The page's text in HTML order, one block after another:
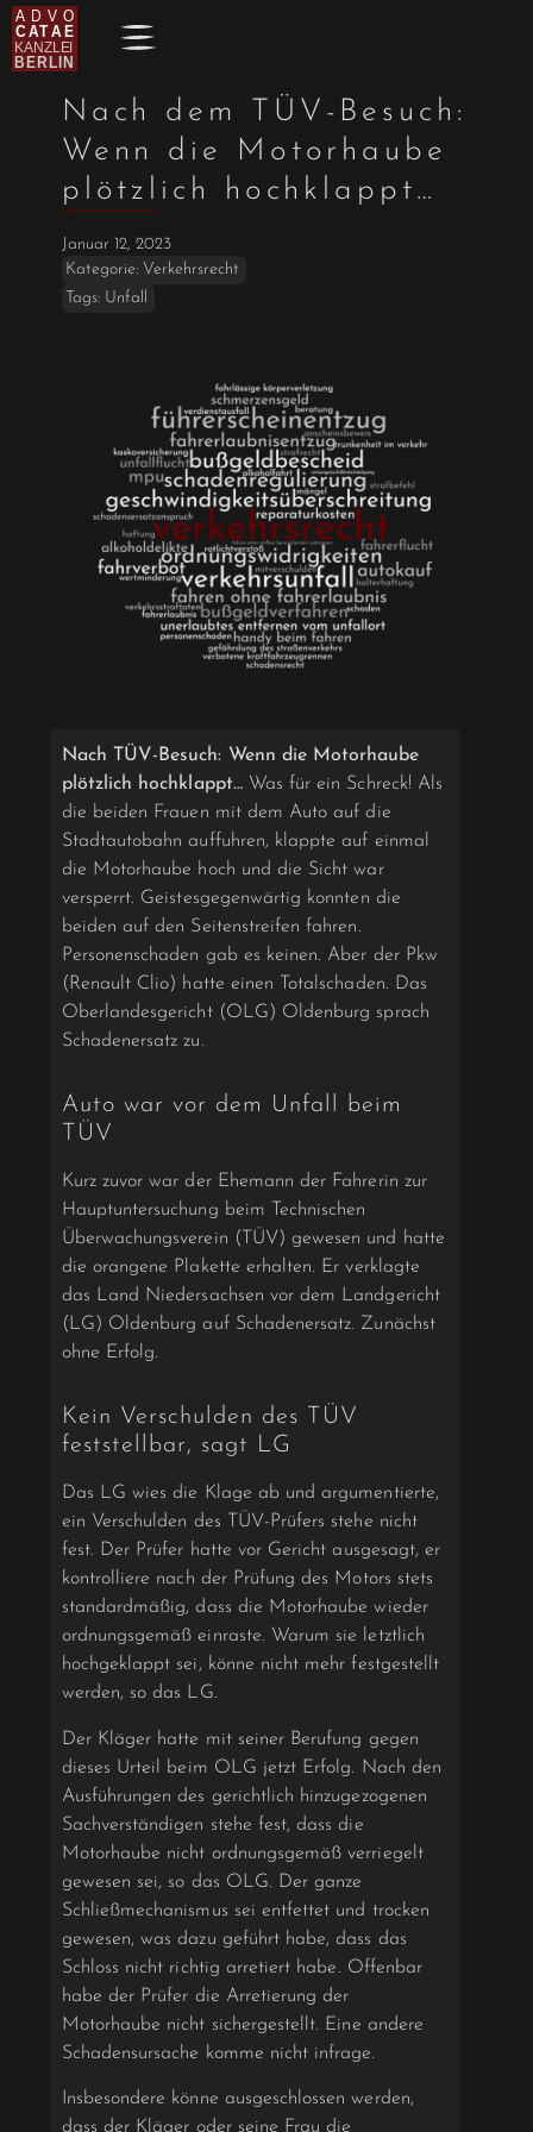
Nach dem TÜV-Besuch:
Wenn die Motorhaube
plötzlich hochklappt…
Januar 12, 2023
Kategorie: Verkehrsrecht
Tags: Unfall
Nach TÜV-Besuch: Wenn die Motorhaube
plötzlich hochklappt…Was für ein Schreck! Als
die beiden Frauen mit dem Auto auf die
Stadtautobahn auffuhren, klappte auf einmal
die Motorhaube hoch und die Sicht war
versperrt. Geistesgegenwärtig konnten die
beiden auf den Seitenstreifen fahren.
Personenschaden gab es keinen. Aber der Pkw
(Renault Clio) hatte einen Totalschaden. Das
Oberlandesgericht (OLG) Oldenburg sprach
Schadenersatz zu.
Auto war vor dem Unfall beim
TÜV
Kurz zuvor war der Ehemann der Fahrerin zur
Hauptuntersuchung beim Technischen
Überwachungsverein (TÜV) gewesen und hatte
die orangene Plakette erhalten. Er verklagte
das Land Niedersachsen vor dem Landgericht
(LG) Oldenburg auf Schadenersatz. Zunächst
ohne Erfolg.
Kein Verschulden des TÜV
feststellbar, sagt LG
Das LG wies die Klage ab und argumentierte,
ein Verschulden des TÜV-Prüfers stehe nicht
fest. Der Prüfer hatte vor Gericht ausgesagt, er
kontrolliere nach der Prüfung des Motors stets
standardmäßig, dass die Motorhaube wieder
ordnungsgemäß einraste. Warum sie letztlich
hochgeklappt sei, könne nicht mehr festgestellt
werden, so das LG.
Der Kläger hatte mit seiner Berufung gegen
dieses Urteil beim OLG jetzt Erfolg. Nach den
Ausführungen des gerichtlich hinzugezogenen
Sachverständigen stehe fest, dass die
Motorhaube nicht ordnungsgemäß verriegelt
gewesen sei, so das OLG. Der ganze
Schließmechanismus sei entfettet und trocken
gewesen, was dazu geführt habe, dass das
Schloss nicht richtig arretiert habe. Offenbar
habe der Prüfer die Arretierung der
Motorhaube nicht sichergestellt. Eine andere
Schadensursache komme nicht infrage.
Insbesondere könne ausgeschlossen werden,
dass der Kläger oder seine Frau die